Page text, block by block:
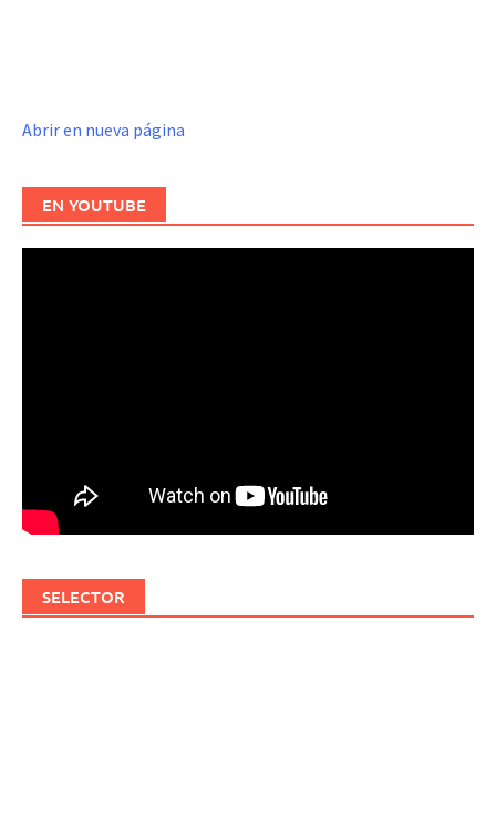
Abrir en nueva página
EN YOUTUBE
SELECTOR